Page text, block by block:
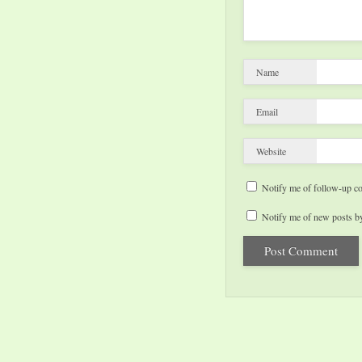
Name
Email
Website
Notify me of follow-up
Notify me of new posts